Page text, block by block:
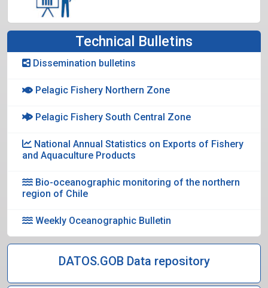
Technical Bulletins
Dissemination bulletins
Pelagic Fishery Northern Zone
Pelagic Fishery South Central Zone
National Annual Statistics on Exports of Fishery
and Aquaculture Products
Bio-oceanographic monitoring of the northern
region of Chile
Weekly Oceanographic Bulletin
DATOS.GOB Data repository